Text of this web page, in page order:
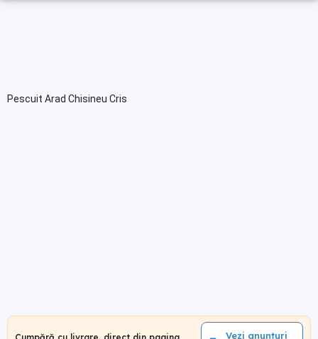
Pescuit Arad Chisineu Cris
Cumpără cu livrare, direct din pagina
Vezi anunțuri